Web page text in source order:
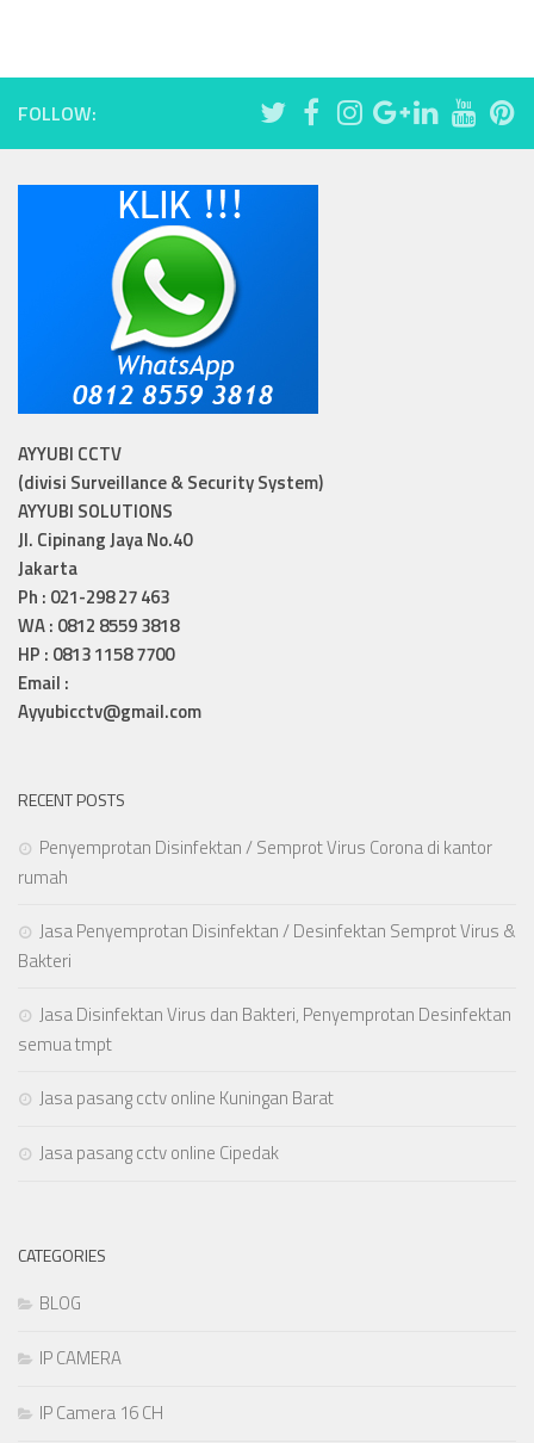
FOLLOW:
AYYUBI CCTV
(divisi Surveillance & Security System)
AYYUBI SOLUTIONS
Jl. Cipinang Jaya No.40
Jakarta
Ph : 021-298 27 463
WA : 0812 8559 3818
HP : 0813 1158 7700
Email :
Ayyubicctv@gmail.com
RECENT POSTS
Penyemprotan Disinfektan / Semprot Virus Corona di kantor
rumah
Jasa Penyemprotan Disinfektan / Desinfektan Semprot Virus &
Bakteri
Jasa Disinfektan Virus dan Bakteri, Penyemprotan Desinfektan
semua tmpt
Jasa pasang cctv online Kuningan Barat
Jasa pasang cctv online Cipedak
CATEGORIES
BLOG
IP CAMERA
IP Camera 16 CH